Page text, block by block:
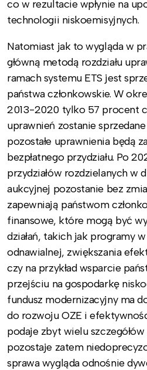
co w rezultacie wpłynie na
technologii niskoemisyjnych.
Natomiast jak to wygląda w
główną metodą rozdziału
ramach systemu ETS jest
państwa członkowskie. W
2013-2020 tylko 57 procent
uprawnień zostanie
pozostałe uprawnienia będą
bezpłatnego przydziału. Po
przydziałów rozdzielanych w
aukcyjnej pozostanie bez
zapewniają państwom
finansowe, które mogą być
działań, takich jak programy
odnawialnej, zwiększania
czy na przykład wsparcie
przejściu na gospodarkę
fundusz modernizacyjny ma
do rozwoju OZE i
podaje zbyt wielu
pozostaje zatem
sprawa wygląda odnośnie